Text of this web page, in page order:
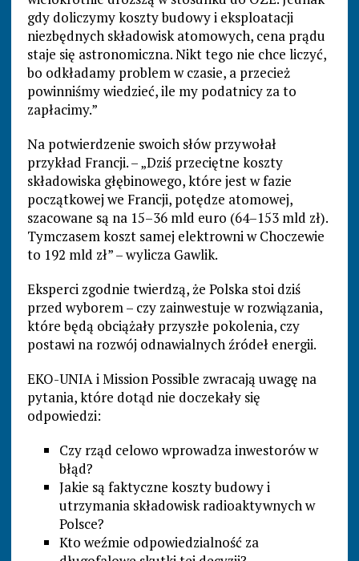
gdy doliczymy koszty budowy i eksploatacji
niezbędnych składowisk atomowych, cena prądu
staje się astronomiczna. Nikt tego nie chce liczyć,
bo odkładamy problem w czasie, a przecież
powinniśmy wiedzieć, ile my podatnicy za to
zapłacimy.”
Na potwierdzenie swoich słów przywołał
przykład Francji. – „Dziś przeciętne koszty
składowiska głębinowego, które jest w fazie
początkowej we Francji, potędze atomowej,
szacowane są na 15–36 mld euro (64–153 mld zł).
Tymczasem koszt samej elektrowni w Choczewie
to 192 mld zł” – wylicza Gawlik.
Eksperci zgodnie twierdzą, że Polska stoi dziś
przed wyborem – czy zainwestuje w rozwiązania,
które będą obciążały przyszłe pokolenia, czy
postawi na rozwój odnawialnych źródeł energii.
EKO-UNIA i Mission Possible zwracają uwagę na
pytania, które dotąd nie doczekały się
odpowiedzi:
Czy rząd celowo wprowadza inwestorów w
błąd?
Jakie są faktyczne koszty budowy i
utrzymania składowisk radioaktywnych w
Polsce?
Kto weźmie odpowiedzialność za